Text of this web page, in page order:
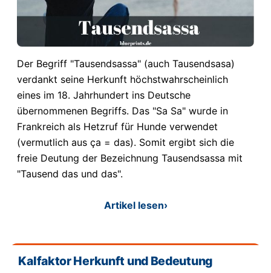
Der Begriff "Tausendsassa" (auch Tausendsasa)
verdankt seine Herkunft höchstwahrscheinlich
eines im 18. Jahrhundert ins Deutsche
übernommenen Begriffs. Das "Sa Sa" wurde in
Frankreich als Hetzruf für Hunde verwendet
(vermutlich aus ça = das). Somit ergibt sich die
freie Deutung der Bezeichnung Tausendsassa mit
"Tausend das und das".
Artikel lesen›
Kalfaktor Herkunft und Bedeutung